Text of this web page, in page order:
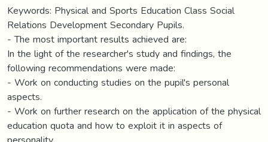
Keywords: Physical and Sports Education Class Social
Relations Development Secondary Pupils.
- The most important results achieved are:
In the light of the researcher's study and findings, the
following recommendations were made:
- Work on conducting studies on the pupil's personal
aspects.
- Work on further research on the application of the physical
education quota and how to exploit it in aspects of